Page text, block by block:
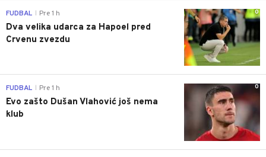
0
FUDBAL Pre 1 h
Dva velika udarca za Hapoel pred
Crvenu zvezdu
0
FUDBAL Pre 1 h
Evo zašto Dušan Vlahović još nema
klub